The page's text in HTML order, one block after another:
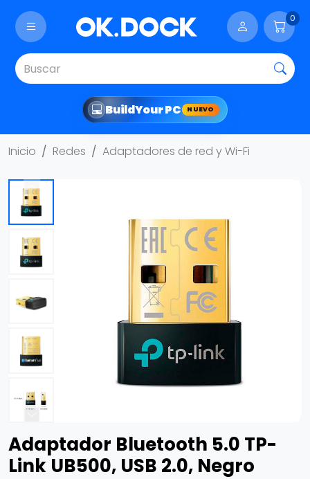
0
BuildYour PC NUEVO
Inicio Redes Adaptadores de red y Wi-Fi
Adaptador Bluetooth 5.0 TP-
Link UB500, USB 2.0, Negro